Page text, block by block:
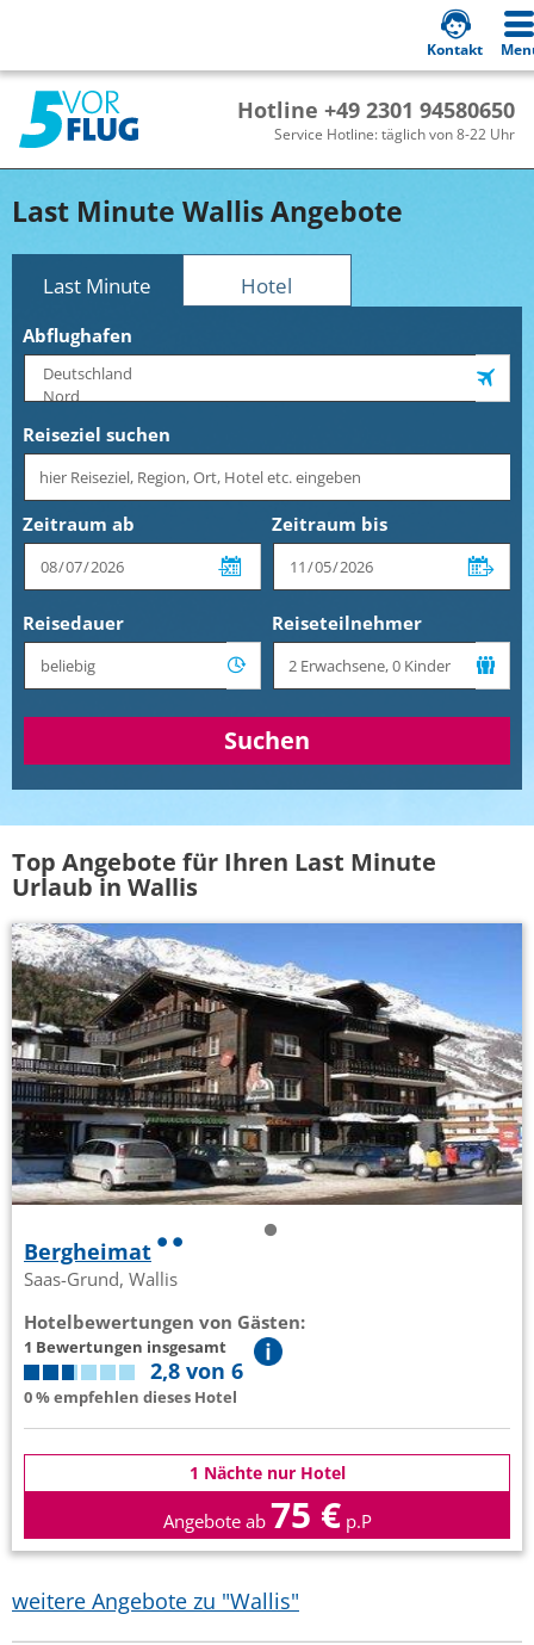
Hotline +49 2301 94580650
Service Hotline: täglich von 8-22 Uhr
Kontakt
Last Minute Wallis Angebote
Last Minute Hotel
Abflughafen
Reiseziel suchen
Zeitraum ab Zeitraum bis
Reisedauer Reiseteilnehmer
Suchen
Top Angebote für Ihren Last Minute
Urlaub in Wallis
Bergheimat
Saas-Grund, Wallis
Hotelbewertungen von Gästen:
1 Bewertungen insgesamt
2,8 von 6
0 % empfehlen dieses Hotel
1 Nächte nur Hotel
Angebote ab 75 € p.P
weitere Angebote zu "Wallis"